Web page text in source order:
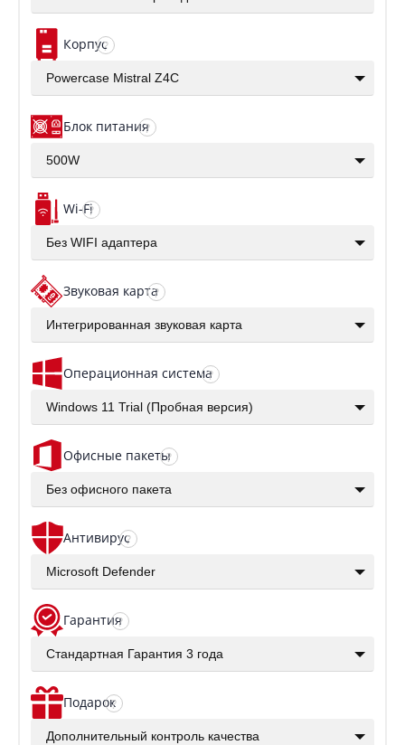
Корпус?
Powercase Mistral Z4C
Блок питания?
500W
Wi-Fi?
Без WIFI адаптера
Звуковая карта?
Интегрированная звуковая карта
Операционная система?
Windows 11 Trial (Пробная версия)
Офисные пакеты?
Без офисного пакета
Антивирус?
Microsoft Defender
Гарантия?
Стандартная Гарантия 3 года
Подарок?
Дополнительный контроль качества